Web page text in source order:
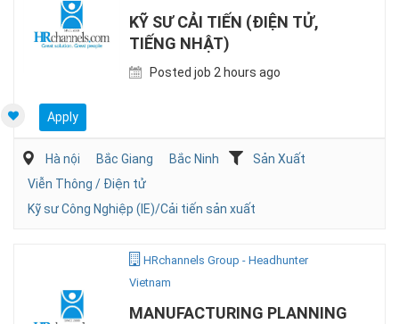
KỸ SƯ CẢI TIẾN (ĐIỆN TỬ,
TIẾNG NHẬT)
Posted job 2 hours ago
Apply
Hà nội Bắc Giang Bắc Ninh
Sản Xuất
Viễn Thông / Điện tử
Kỹ sư Công Nghiệp (IE)/Cải tiến sản xuất
HRchannels Group - Headhunter
Vietnam
MANUFACTURING PLANNING